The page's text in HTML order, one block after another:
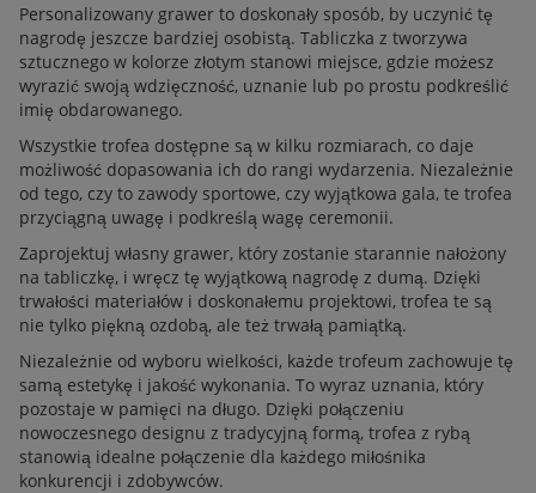
Personalizowany grawer to doskonały sposób, by uczynić tę
nagrodę jeszcze bardziej osobistą. Tabliczka z tworzywa
sztucznego w kolorze złotym stanowi miejsce, gdzie możesz
wyrazić swoją wdzięczność, uznanie lub po prostu podkreślić
imię obdarowanego.
Wszystkie trofea dostępne są w kilku rozmiarach, co daje
możliwość dopasowania ich do rangi wydarzenia. Niezależnie
od tego, czy to zawody sportowe, czy wyjątkowa gala, te trofea
przyciągną uwagę i podkreślą wagę ceremonii.
Zaprojektuj własny grawer, który zostanie starannie nałożony
na tabliczkę, i wręcz tę wyjątkową nagrodę z dumą. Dzięki
trwałości materiałów i doskonałemu projektowi, trofea te są
nie tylko piękną ozdobą, ale też trwałą pamiątką.
Niezależnie od wyboru wielkości, każde trofeum zachowuje tę
samą estetykę i jakość wykonania. To wyraz uznania, który
pozostaje w pamięci na długo. Dzięki połączeniu
nowoczesnego designu z tradycyjną formą, trofea z rybą
stanowią idealne połączenie dla każdego miłośnika
konkurencji i zdobywców.